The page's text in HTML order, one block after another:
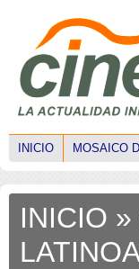
INICIO MOSAICO
INICIO »